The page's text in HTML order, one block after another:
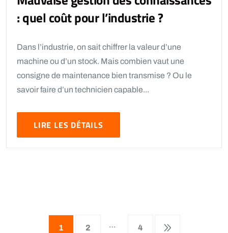
: quel coût pour l’industrie ?
Dans l’industrie, on sait chiffrer la valeur d’une
machine ou d’un stock. Mais combien vaut une
consigne de maintenance bien transmise ? Ou le
savoir faire d’un technicien capable...
LIRE LES DÉTAILS
1 2 … 4